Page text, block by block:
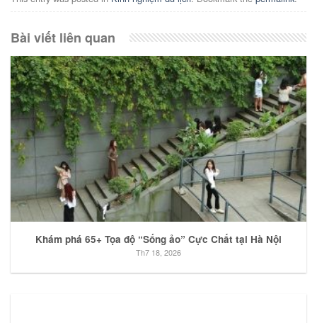
Bài viết liên quan
Khám phá 65+ Tọa độ “Sống ảo” Cực Chất tại Hà Nội
Th7 18, 2026